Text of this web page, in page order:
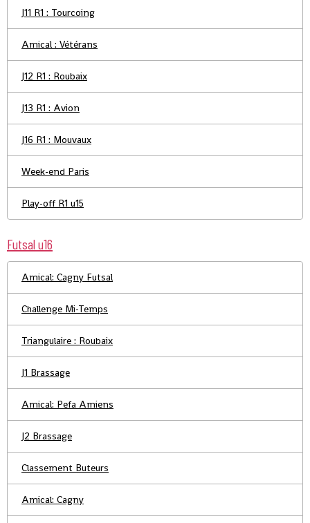
J11 R1 : Tourcoing
Amical : Vétérans
J12 R1 : Roubaix
J13 R1 : Avion
J16 R1 : Mouvaux
Week-end Paris
Play-off R1 u15
Futsal u16
Amical: Cagny Futsal
Challenge Mi-Temps
Triangulaire : Roubaix
J1 Brassage
Amical: Pefa Amiens
J2 Brassage
Classement Buteurs
Amical: Cagny